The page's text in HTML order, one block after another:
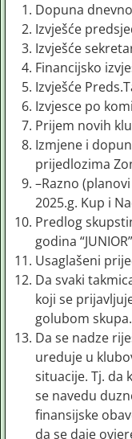
Dopuna
Izvješće
Izvješće
Financijsko
Izvješće
Izvjesce po
Prijem novih
Izmjene i
prijedlozima
–Razno
2025.g. Kup i
Predlog
godina “JUNIOR”
Usaglašeni
Da svaki
koji se
golubom skupa.
Da se nadze
ureduje u
situacije. Tj. da
se navedu
finansijske
da se daje